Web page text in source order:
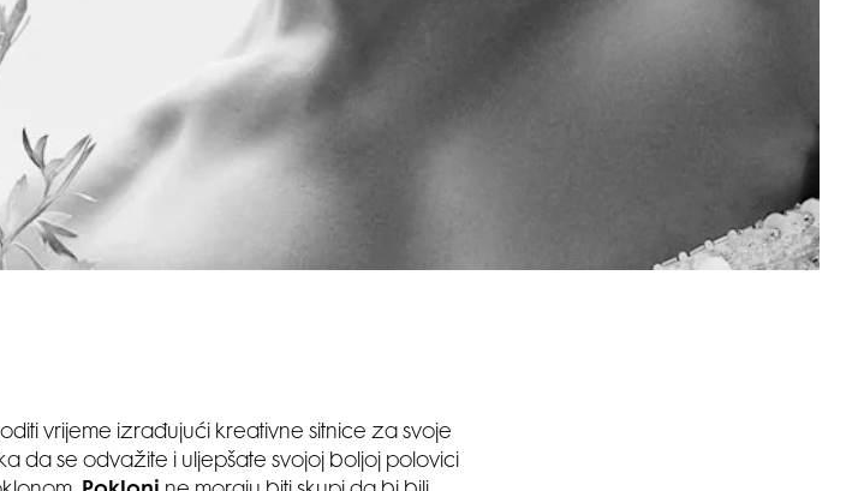
vrijeme izrađujući kreativne sitnice za svoje
da se odvažite i uljepšate svojoj boljoj polovici